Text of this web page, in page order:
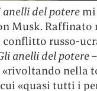
del poteremi
Musk. Raffinato
russo-
anelli del potere
nella
«quasi tutti i